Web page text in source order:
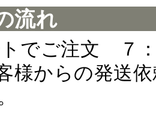
流れ
トでご注文 ７
様からの発送